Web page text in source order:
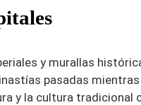
y murallas
pasadas
y la cultura tradicional